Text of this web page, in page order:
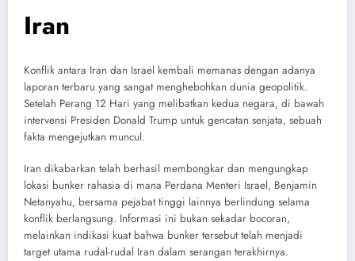
Iran
Konflik antara Iran dan Israel kembali memanas dengan adanya
laporan terbaru yang sangat menghebohkan dunia geopolitik.
Setelah Perang 12 Hari yang melibatkan kedua negara, di bawah
intervensi Presiden Donald Trump untuk gencatan senjata, sebuah
fakta mengejutkan muncul.
Iran dikabarkan telah berhasil membongkar dan mengungkap
lokasi bunker rahasia di mana Perdana Menteri Israel, Benjamin
Netanyahu, bersama pejabat tinggi lainnya berlindung selama
konflik berlangsung. Informasi ini bukan sekadar bocoran,
melainkan indikasi kuat bahwa bunker tersebut telah menjadi
target utama rudal-rudal Iran dalam serangan terakhirnya.